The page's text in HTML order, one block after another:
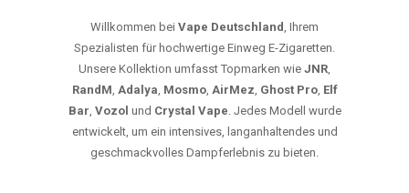
Willkommen bei Vape Deutschland, Ihrem
Spezialisten für hochwertige Einweg E-Zigaretten.
Unsere Kollektion umfasst Topmarken wie JNR,
RandM, Adalya, Mosmo, AirMez, Ghost Pro, Elf
Bar, Vozol und Crystal Vape. Jedes Modell wurde
entwickelt, um ein intensives, langanhaltendes und
geschmackvolles Dampferlebnis zu bieten.